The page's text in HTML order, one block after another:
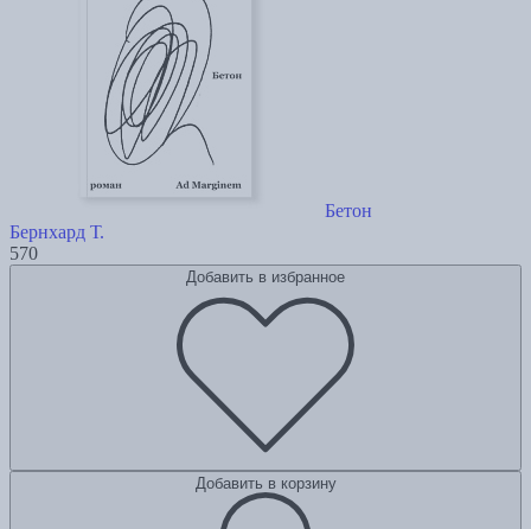
Бетон
Бернхард Т.
570
Добавить в избранное
Добавить в корзину